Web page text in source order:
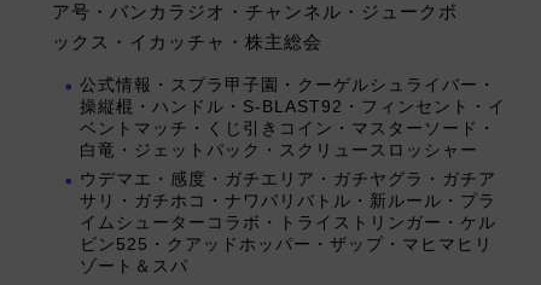
ア号・バンカラジオ・チャンネル・ジュークボ
ックス・イカッチャ・株主総会
公式情報・スプラ甲子園・クーゲルシュライバー・
操縦棍・ハンドル・S-BLAST92・フィンセント・イ
ベントマッチ・くじ引きコイン・マスターソード・
白竜・ジェットパック・スクリュースロッシャー
ウデマエ・感度・ガチエリア・ガチヤグラ・ガチア
サリ・ガチホコ・ナワバリバトル・新ルール・プラ
イムシューターコラボ・トライストリンガー・ケル
ビン525・クアッドホッパー・ザップ・マヒマヒリ
ゾート＆スパ